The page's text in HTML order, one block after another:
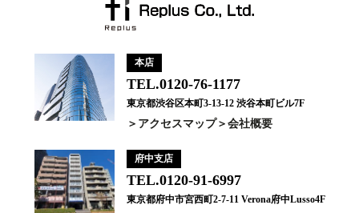
本店
TEL.0120-76-1177
東京都渋谷区本町3-13-12 渋谷本町ビル7F
アクセスマップ 会社概要
府中支店
TEL.0120-91-6997
東京都府中市宮西町2-7-11 Verona府中Lusso4F